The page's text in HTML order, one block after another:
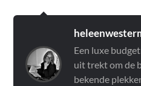
Een luxe
uit trekt om de
bekende